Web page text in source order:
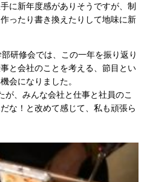
に新年度感がありそうですが、制
ったり書き換えたりして地味に新
研修会では、この一年を振り返り
と会社のことを考える、節目とい
会になりました。
が、みんな会社と仕事と社員のこ
な！と改めて感じて、私も頑張ら